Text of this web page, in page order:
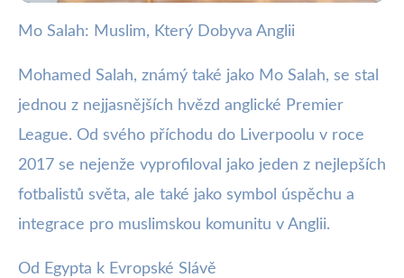
webya.cz
Mo Salah: Jak Muslimská Hvězda
Ovládla Premier League
2. 1. 2026 · 3 min čtení · Autor: Milan Jiránek
Mo Salah: Muslim, Který Dobyva Anglii
Mohamed Salah, známý také jako Mo Salah, se stal
jednou z nejjasnějších hvězd anglické Premier
League. Od svého příchodu do Liverpoolu v roce
2017 se nejenže vyprofiloval jako jeden z nejlepších
fotbalistů světa, ale také jako symbol úspěchu a
integrace pro muslimskou komunitu v Anglii.
Od Egypta k Evropské Slávě